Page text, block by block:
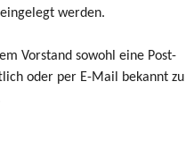
werden.
Vorstand sowohl eine Post-
oder per E-Mail bekannt zu